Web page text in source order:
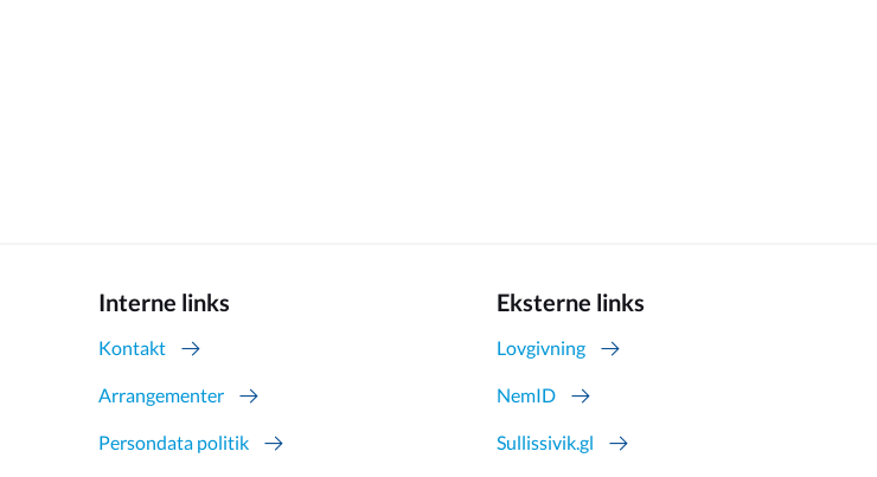
Interne links
Kontakt
Arrangementer
Persondata politik
Eksterne links
Lovgivning
NemID
Sullissivik.gl